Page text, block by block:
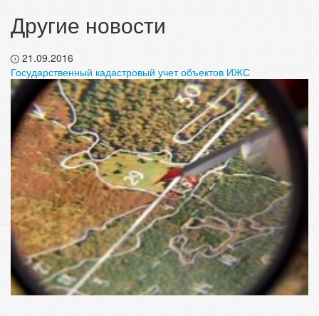
Другие новости
21.09.2016
Государственный кадастровый учет объектов ИЖС